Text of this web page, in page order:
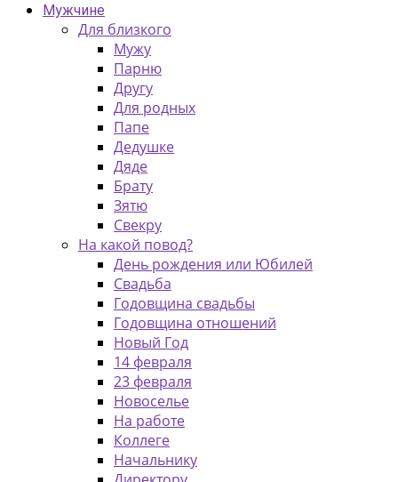
Мужчине
Для близкого
Мужу
Парню
Другу
Для родных
Папе
Дедушке
Дяде
Брату
Зятю
Свекру
На какой повод?
День рождения или Юбилей
Свадьба
Годовщина свадьбы
Годовщина отношений
Новый Год
14 февраля
23 февраля
Новоселье
На работе
Коллеге
Начальнику